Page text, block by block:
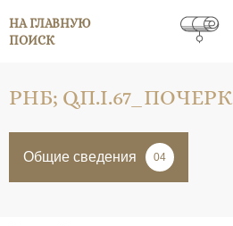
НА ГЛАВНУЮ
ПОИСК
РНБ; Q.П.I.67_ПОЧЕРК
Общие сведения 04